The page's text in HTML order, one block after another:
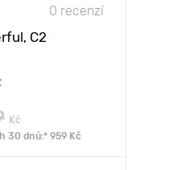
0 recenzí
С2
Kč
30 dnů:* 959 Kč